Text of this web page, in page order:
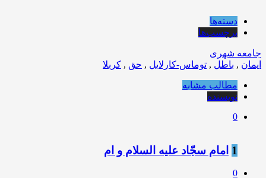
دسته‌ها
برچسب‌ها
جامعه شهری
ایمان , باطل , توماس-کارلایل , حق , کربلا
مطالب مشابه
نویسنده
0
1 امام سجّاد عليه السلام و ام
0